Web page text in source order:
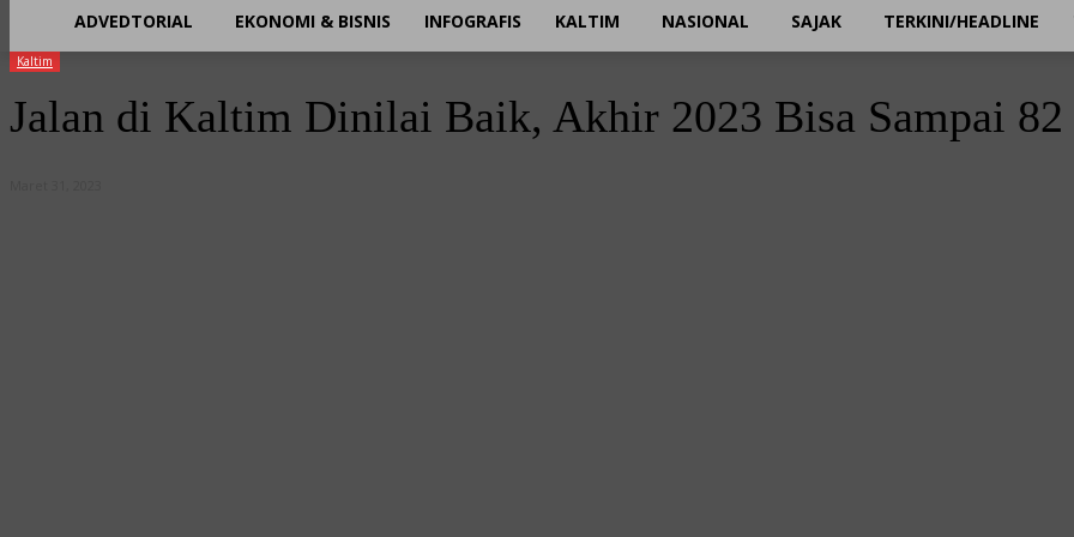
ADVEDTORIAL EKONOMI & BISNIS INFOGRAFIS KALTIM NASIONAL SAJAK TERKINI/HEADLINE
Kaltim
Jalan di Kaltim Dinilai Baik, Akhir 2023 Bisa Sampai 82